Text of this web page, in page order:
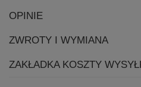
OPINIE
ZWROTY I WYMIANA
ZAKŁADKA KOSZTY